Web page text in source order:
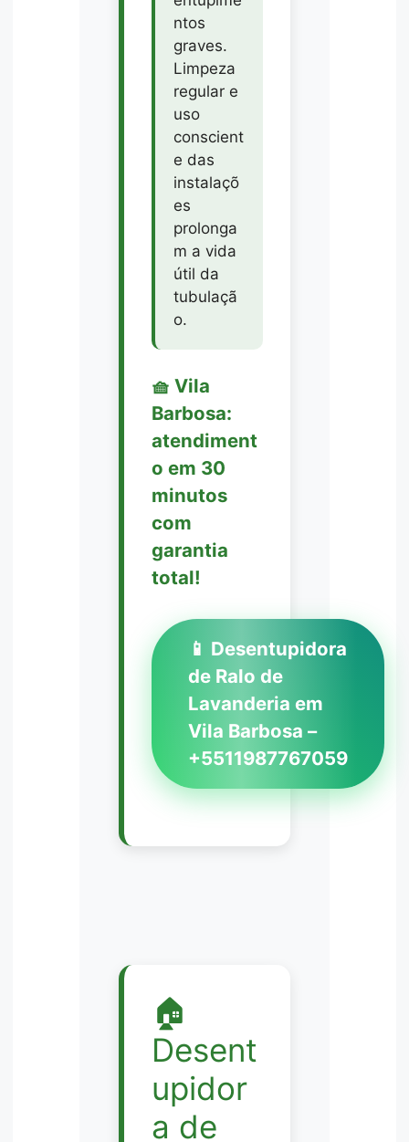
ntos
graves.
Limpeza
regular e
uso
conscient
e das
instalaçõ
es
prolonga
m a vida
útil da
tubulaçã
o.
🧺 Vila
Barbosa:
atendiment
o em 30
minutos
com
garantia
total!
📱 Desentupidora
de Ralo de
Lavanderia em
Vila Barbosa –
+5511987767059
🏠
Desent
upidor
a de